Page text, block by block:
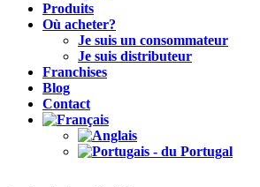
Produits
Où acheter?
Je suis un consommateur
Je suis distributeur
Franchises
Blog
Contact